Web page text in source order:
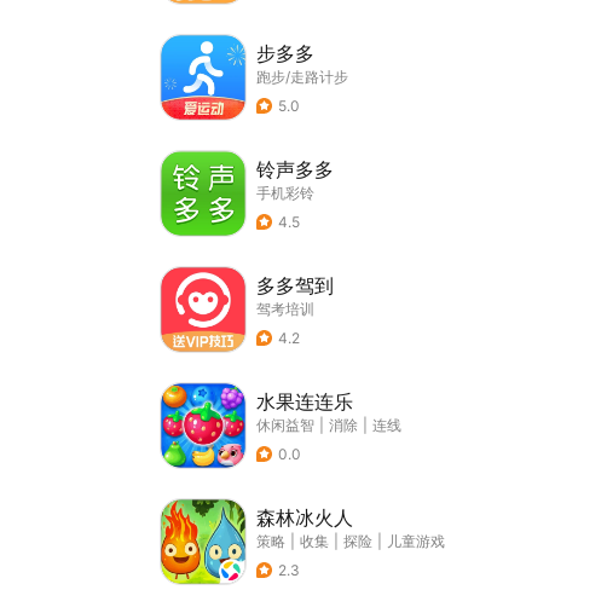
步多多
跑步/走路计步
5.0
铃声多多
手机彩铃
4.5
多多驾到
驾考培训
4.2
水果连连乐
休闲益智 消除
连线
0.0
森林冰火人
策略 收集 探险
儿童游戏
2.3